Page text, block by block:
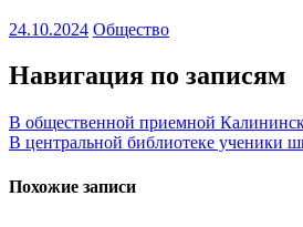
24.10.2024 Общество
Навигация по записям
В общественной приемной
В центральной библиотеке ученики
Похожие записи